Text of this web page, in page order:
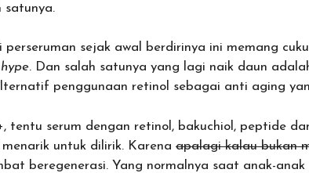
satunya.
perseruman sejak awal berdirinya ini memang
hype. Dan salah satunya yang lagi naik daun
penggunaan retinol sebagai anti aging
tentu serum dengan retinol, bakuchiol, peptide
untuk dilirik. Karena apalagi kalau bukan
beregenerasi. Yang normalnya saat anak-